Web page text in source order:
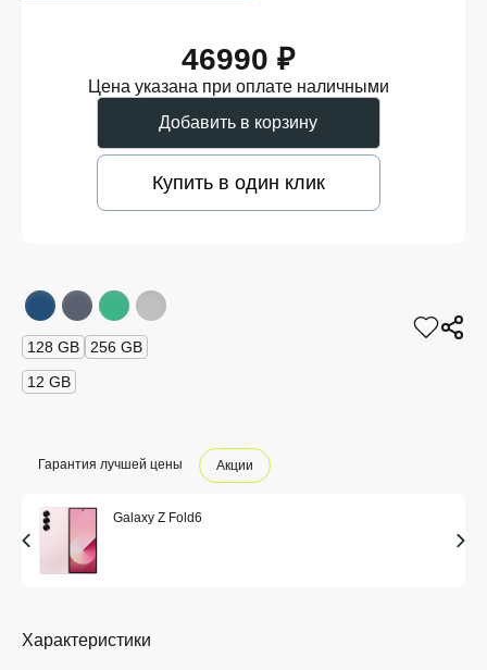
46990 ₽
Цена указана при оплате наличными
Добавить в корзину
Купить в один клик
128 GB
256 GB
12 GB
Гарантия лучшей цены Акции
Galaxy Z Fold6
Характеристики